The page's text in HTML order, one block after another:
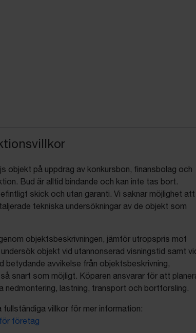
objekt på uppdrag av konkursbon, finansbolag och
Bud är alltid bindande och kan inte tas bort.
skick och utan garanti. Vi saknar möjlighet att
tekniska undersökningar av de objekt som
objektsbeskrivningen, jämför utropspris mot
undersök objekt vid utannonserad visningstid samt
betydande avvikelse från objektsbeskrivning,
snart som möjligt. Köparen ansvarar för att
nedmontering, lastning, transport och bortforsling.
fullständiga villkor för mer information:
företag